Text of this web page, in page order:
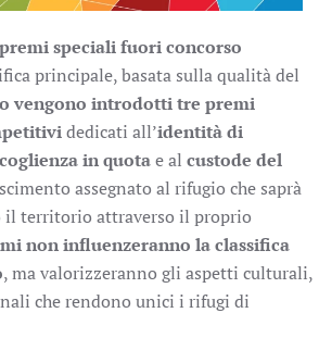
speciali fuori concorso
principale, basata sulla qualità del
vengono introdotti tre premi
dedicati all’identità di
in quotae al custode del
assegnato al rifugio che saprà
il territorio attraverso il proprio
non influenzeranno la classifica
, ma valorizzeranno gli aspetti culturali,
che rendono unici i rifugi di